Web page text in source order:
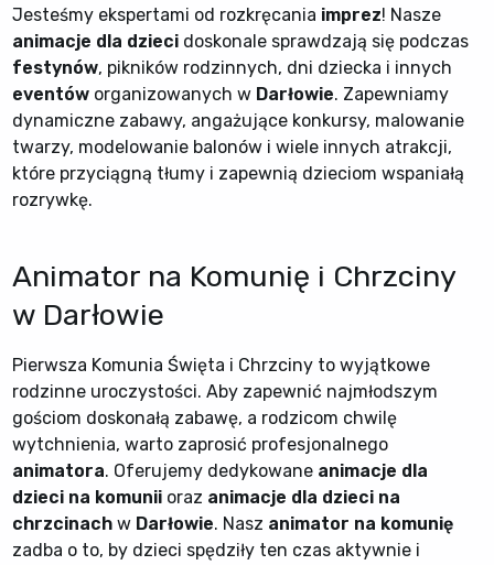
Jesteśmy ekspertami od rozkręcania imprez! Nasze
animacje dla dzieci doskonale sprawdzają się podczas
festynów, pikników rodzinnych, dni dziecka i innych
eventów organizowanych w Darłowie. Zapewniamy
dynamiczne zabawy, angażujące konkursy, malowanie
twarzy, modelowanie balonów i wiele innych atrakcji,
które przyciągną tłumy i zapewnią dzieciom wspaniałą
rozrywkę.
Animator na Komunię i Chrzciny
w Darłowie
Pierwsza Komunia Święta i Chrzciny to wyjątkowe
rodzinne uroczystości. Aby zapewnić najmłodszym
gościom doskonałą zabawę, a rodzicom chwilę
wytchnienia, warto zaprosić profesjonalnego
animatora. Oferujemy dedykowane animacje dla
dzieci na komunii oraz animacje dla dzieci na
chrzcinach w Darłowie. Nasz animator na komunię
zadba o to, by dzieci spędziły ten czas aktywnie i